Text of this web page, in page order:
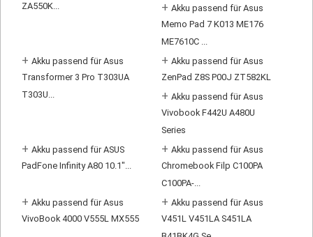
ZA550K...
+ Akku passend für Asus
Memo Pad 7 K013 ME176
ME7610C ...
+ Akku passend für Asus
Transformer 3 Pro T303UA
T303U...
+ Akku passend für Asus
ZenPad Z8S P00J ZT582KL
+ Akku passend für Asus
Vivobook F442U A480U
Series
+ Akku passend für ASUS
PadFone Infinity A80 10.1"...
+ Akku passend für Asus
Chromebook Filp C100PA
C100PA-...
+ Akku passend für Asus
VivoBook 4000 V555L MX555
+ Akku passend für Asus
V451L V451LA S451LA